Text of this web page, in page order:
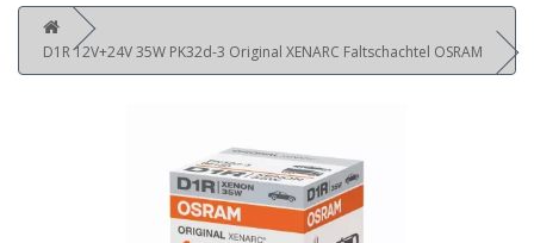
D1R 12V+24V 35W PK32d-3 Original XENARC Faltschachtel OSRAM